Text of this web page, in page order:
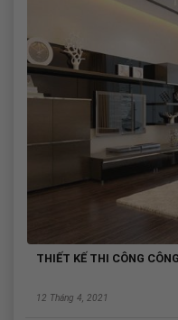
THIẾT KẾ THI CÔNG
12 Tháng 4, 2021